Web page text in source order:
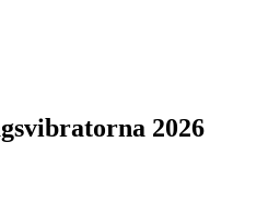
na 2026